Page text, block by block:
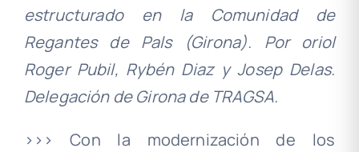
estructurado en la Comunidad de
Regantes de Pals (Girona). Por oriol
Roger Pubil, Rybén Diaz y Josep Delas.
Delegación de Girona de TRAGSA.
>>> Con la modernización de los